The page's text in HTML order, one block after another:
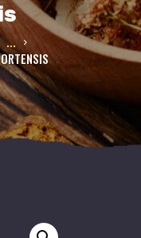
...